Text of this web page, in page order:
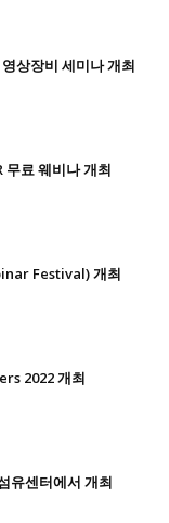
상장비 세미나 개최
무료 웨비나 개최
Festival) 개최
2022 개최
유센터에서 개최